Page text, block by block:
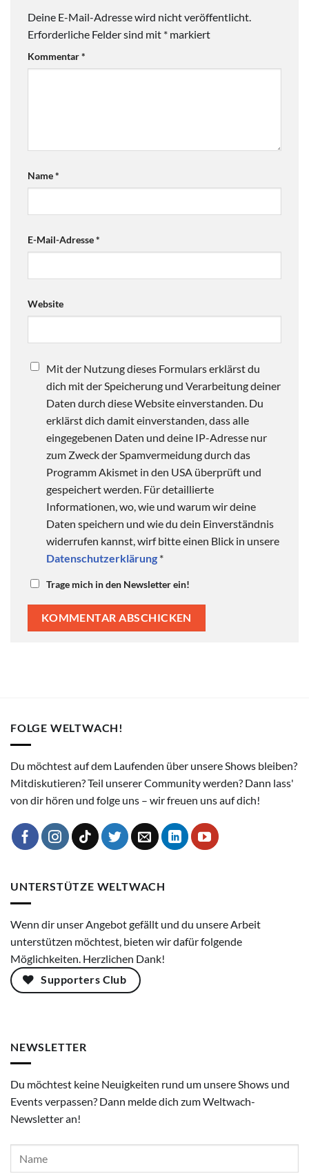
Deine E-Mail-Adresse wird nicht veröffentlicht.
Erforderliche Felder sind mit * markiert
Kommentar*
Name*
E-Mail-Adresse*
Website
Mit der Nutzung dieses Formulars erklärst du
dich mit der Speicherung und Verarbeitung deiner
Daten durch diese Website einverstanden. Du
erklärst dich damit einverstanden, dass alle
eingegebenen Daten und deine IP-Adresse nur
zum Zweck der Spamvermeidung durch das
Programm Akismet in den USA überprüft und
gespeichert werden. Für detaillierte
Informationen, wo, wie und warum wir deine
Daten speichern und wie du dein Einverständnis
widerrufen kannst, wirf bitte einen Blick in unsere
Datenschutzerklärung *
Trage mich in den Newsletter ein!
FOLGE WELTWACH!
Du möchtest auf dem Laufenden über unsere Shows bleiben?
Mitdiskutieren? Teil unserer Community werden? Dann lass'
von dir hören und folge uns – wir freuen uns auf dich!
UNTERSTÜTZE WELTWACH
Wenn dir unser Angebot gefällt und du unsere Arbeit
unterstützen möchtest, bieten wir dafür folgende
Möglichkeiten. Herzlichen Dank!
Supporters Club
NEWSLETTER
Du möchtest keine Neuigkeiten rund um unsere Shows und
Events verpassen? Dann melde dich zum Weltwach-
Newsletter an!